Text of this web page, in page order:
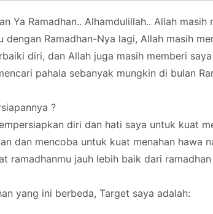
Ya Ramadhan.. Alhamdulillah.. Allah
dengan Ramadhan-Nya lagi, Allah masih
diri, dan Allah juga masih memberi
pahala sebanyak mungkin di bulan
?
diri dan hati saya untuk kuat
dan mencoba untuk kuat menahan hawa
ramadhanmu jauh lebih baik dari
yang ini berbeda, Target saya adalah: